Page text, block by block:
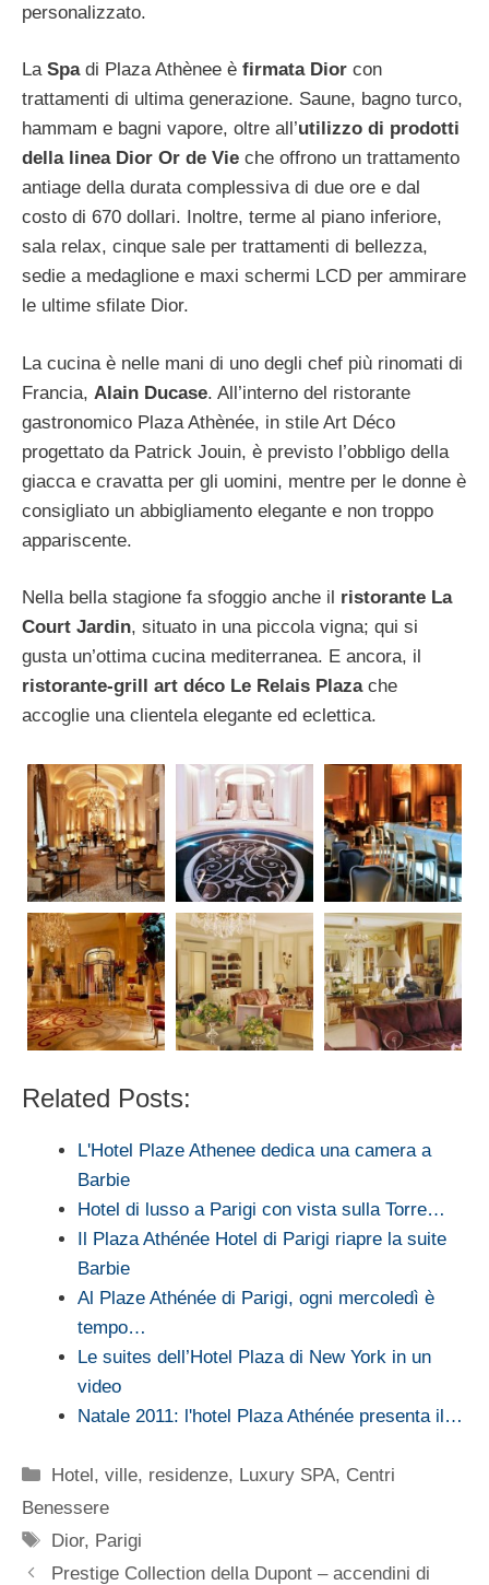
personalizzato.
La Spadi Plaza Athènee è firmata Dior con
trattamenti di ultima generazione. Saune, bagno turco,
hammam e bagni vapore, oltre all’utilizzo di prodotti
della linea Dior Or de Vie che offrono un trattamento
antiage della durata complessiva di due ore e dal
costo di 670 dollari. Inoltre, terme al piano inferiore,
sala relax, cinque sale per trattamenti di bellezza,
sedie a medaglione e maxi schermi LCD per ammirare
le ultime sfilate Dior.
La cucina è nelle mani di uno degli chef più rinomati di
Francia, Alain Ducase. All’interno del ristorante
gastronomico Plaza Athènée, in stile Art Déco
progettato da Patrick Jouin, è previsto l’obbligo della
giacca e cravatta per gli uomini, mentre per le donne è
consigliato un abbigliamento elegante e non troppo
appariscente.
Nella bella stagione fa sfoggio anche il ristorante La
Court Jardin, situato in una piccola vigna; qui si
gusta un’ottima cucina mediterranea. E ancora, il
ristorante-grill art déco Le Relais Plazache
accoglie una clientela elegante ed eclettica.
Related Posts:
L'Hotel Plaze Athenee dedica una camera a
Barbie
Hotel di lusso a Parigi con vista sulla Torre…
Il Plaza Athénée Hotel di Parigi riapre la suite
Barbie
Al Plaze Athénée di Parigi, ogni mercoledì è
tempo…
Le suites dell’Hotel Plaza di New York in un
video
Natale 2011: l'hotel Plaza Athénée presenta il…
Categorie
Hotel, ville, residenze, Luxury SPA, Centri
Benessere
Tag
Dior, Parigi
Prestige Collection della Dupont – accendini di